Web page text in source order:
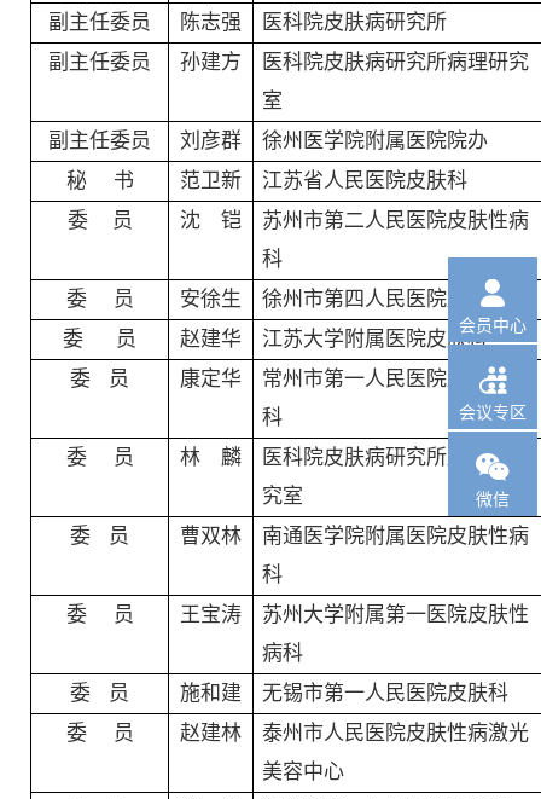
副主任委员
陈志强
医科院皮肤病研究所
副主任委员
孙建方
医科院皮肤病研究所病理研究
室
副主任委员
刘彦群
徐州医学院附属医院院办
秘
书 范卫新
江苏省人民医院皮肤科
委
员 沈 铠
苏州市第二人民医院皮肤性病
科
委
员 安徐生
徐州市第四人民医院皮肤科
委 员
赵建华
江苏大学附属医院皮肤科
委
员 康定华
常州市第一人民医院皮肤性病
科
委
员 林 麟
医科院皮肤病研究所皮肤病研
究室
委
员 曹双林
南通医学院附属医院皮肤性病
科
委
员 王宝涛
苏州大学附属第一医院皮肤性
病科
委
员 施和建
无锡市第一人民医院皮肤科
委
员 赵建林
泰州市人民医院皮肤性病激光
美容中心

会员中心

会议专区

微信